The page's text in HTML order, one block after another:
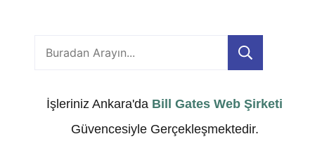
İşleriniz Ankara'da Bill Gates Web Şirketi
Güvencesiyle Gerçekleşmektedir.